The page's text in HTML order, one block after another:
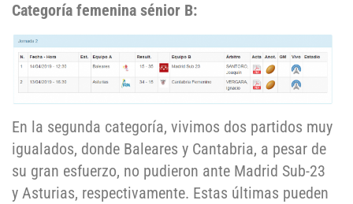
Categoría femenina sénior B:
En la segunda categoría, vivimos dos partidos muy
igualados, donde Baleares y Cantabria, a pesar de
su gran esfuerzo, no pudieron ante Madrid Sub-23
y Asturias, respectivamente. Estas últimas pueden